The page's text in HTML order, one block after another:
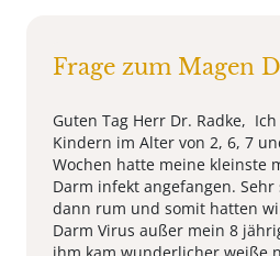
Frage zum Magen
Guten Tag Herr Dr. Radke,
Kindern im Alter von 2, 6, 7
Wochen hatte meine kleinste
Darm infekt angefangen.
dann rum und somit hatten
Darm Virus außer mein 8